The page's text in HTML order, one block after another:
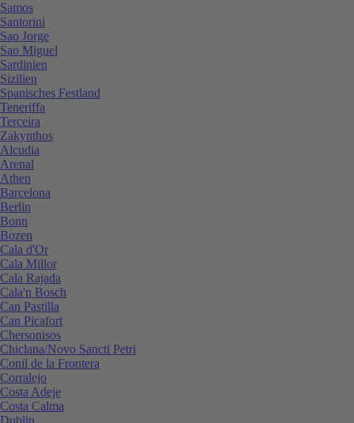
Samos
Santorini
Sao Jorge
Sao Miguel
Sardinien
Sizilien
Spanisches Festland
Teneriffa
Terceira
Zakynthos
Alcudia
Arenal
Athen
Barcelona
Berlin
Bonn
Bozen
Cala d'Or
Cala Millor
Cala Rajada
Cala'n Bosch
Can Pastilla
Can Picafort
Chersonisos
Chiclana/Novo Sancti Petri
Conil de la Frontera
Corralejo
Costa Adeje
Costa Calma
Dublin